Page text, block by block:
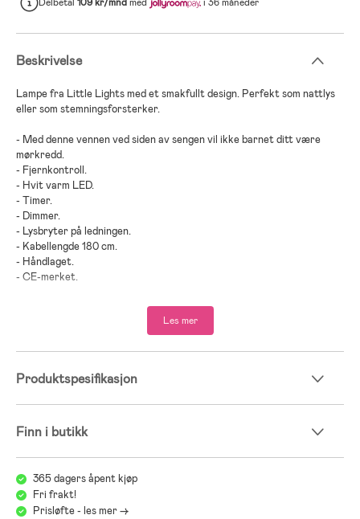
Beskrivelse
Lampe fra Little Lights med et smakfullt design. Perfekt som nattlys
eller som stemningsforsterker.
- Med denne vennen ved siden av sengen vil ikke barnet ditt være
mørkredd.
- Fjernkontroll.
- Hvit varm LED.
- Timer.
- Dimmer.
- Lysbryter på ledningen.
- Kabellengde 180 cm.
- Håndlaget.
- CE-merket.
Les mer
Produktspesifikasjon
Finn i butikk
365 dagers åpent kjøp
Fri frakt!
Prisløfte - les mer ->